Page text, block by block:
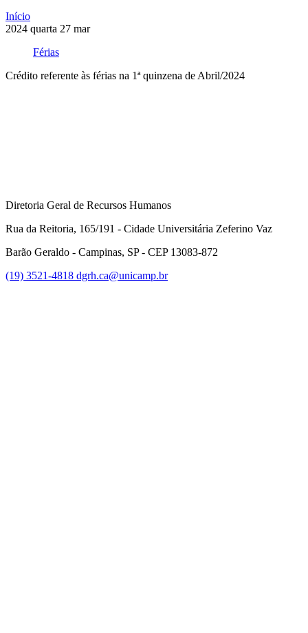
Início
2024 quarta 27 mar
Férias
Crédito referente às férias na 1ª quinzena de Abril/2024
Diretoria Geral de Recursos Humanos
Rua da Reitoria, 165/191 - Cidade Universitária Zeferino Vaz
Barão Geraldo - Campinas, SP - CEP 13083-872
(19) 3521-4818 dgrh.ca@unicamp.br